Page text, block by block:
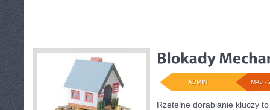
MAJ -
ADMIN
Rzetelne dorabianie kluczy